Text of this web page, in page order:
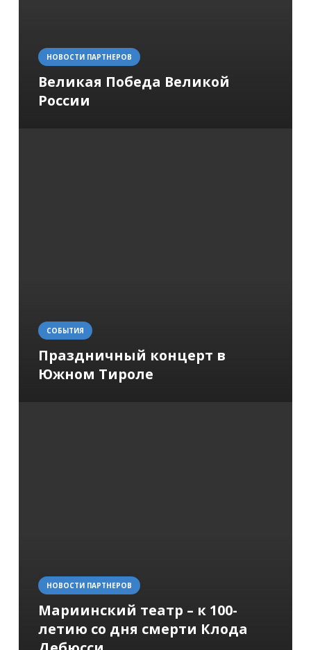
НОВОСТИ ПАРТНЕРОВ
Великая Победа Великой
России
СОБЫТИЯ
Праздничный концерт в
Южном Тироле
НОВОСТИ ПАРТНЕРОВ
Мариинский театр – к 100-
летию со дня смерти Клода